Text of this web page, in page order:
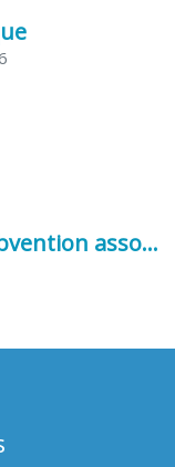
CERFA demande de subvention association